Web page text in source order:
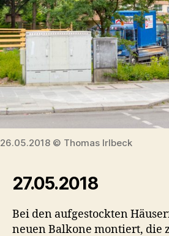
26.05.2018 © Thomas Irlbeck
27.05.2018
Bei den aufgestockten
neuen Balkone montiert, die